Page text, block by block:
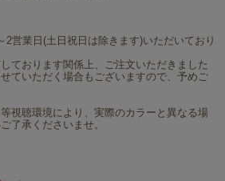
2営業日(土日祝日は除きます)いただいており
ております関係上、ご注文いただきました
ていただく場合もございますので、予めご
視聴環境により、実際のカラーと異なる場
了承くださいませ。